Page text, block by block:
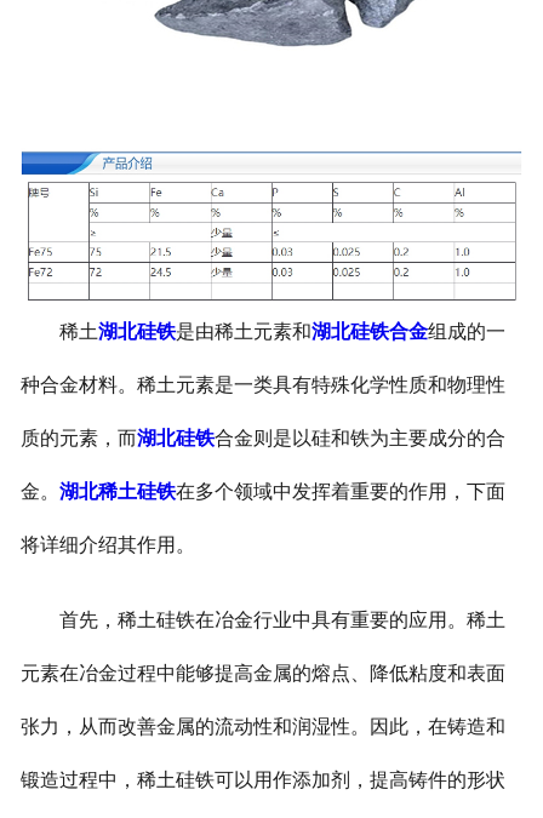
湖北增碳剂
稀土湖北硅铁是由稀土元素和湖北硅铁合金组成的一
种合金材料。稀土元素是一类具有特殊化学性质和物理性
质的元素，而湖北硅铁合金则是以硅和铁为主要成分的合
金。 湖北稀土硅铁在多个领域中发挥着重要的作用，下面
将详细介绍其作用。
首先，稀土硅铁在冶金行业中具有重要的应用。稀土
元素在冶金过程中能够提高金属的熔点、降低粘度和表面
张力，从而改善金属的流动性和润湿性。因此，在铸造和
锻造过程中，稀土硅铁可以用作添加剂，提高铸件的形状